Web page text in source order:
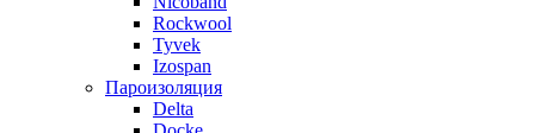
Rockwool
Tyvek
Izospan
Пароизоляция
Delta